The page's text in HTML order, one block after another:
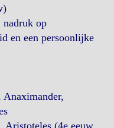
op
en een persoonlijke
Anaximander,
Aristoteles (4e eeuw